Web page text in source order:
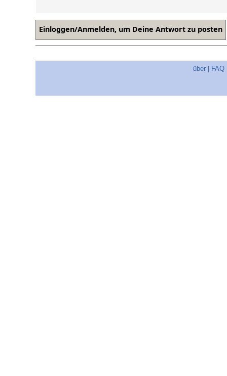
über FAQ